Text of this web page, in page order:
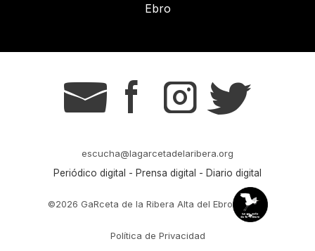
Ebro
g s t r
escucha@lagarcetadelaribera.org
Periódico digital - Prensa digital - Diario digital
©2026 GaRceta de la Ribera Alta del Ebro
Política de Privacidad